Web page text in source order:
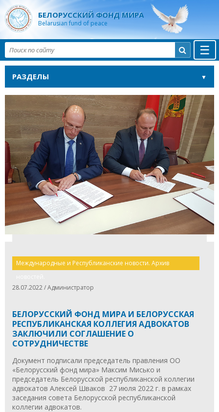
БЕЛОРУССКИЙ ФОНД МИРА
Belarusian fund of peace
☰

РАЗДЕЛЫ
Международные и Республиканские новости. Архив
28.07.2022 / Администратор
БЕЛОРУССКИЙ ФОНД МИРА И БЕЛОРУССКАЯ
РЕСПУБЛИКАНСКАЯ КОЛЛЕГИЯ АДВОКАТОВ
ЗАКЛЮЧИЛИ СОГЛАШЕНИЕ О
СОТРУДНИЧЕСТВЕ
Документ подписали председатель правления ОО
«Белорусский фонд мира» Максим Мисько и
председатель Белорусской республиканской коллегии
адвокатов Алексей Шваков 27 июля 2022 г. в рамках
заседания совета Белорусской республиканской
коллегии адвокатов.